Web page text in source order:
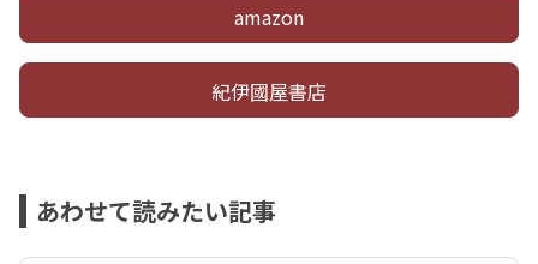
amazon
紀伊國屋書店
あわせて読みたい記事